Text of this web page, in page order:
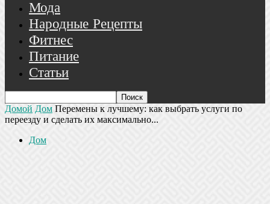
Мода
Народные Рецепты
Фитнес
Питание
Статьи
Домой Дом Перемены к лучшему: как выбрать услуги по
переезду и сделать их максимально...
Дом